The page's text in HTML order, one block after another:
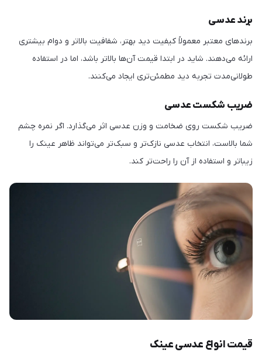
برند عدسی
برندهای معتبر معمولاً کیفیت دید بهتر، شفافیت بالاتر و دوام بیشتری
ارائه می‌دهند. شاید در ابتدا قیمت آن‌ها بالاتر باشد، اما در استفاده
طولانی‌مدت تجربه دید مطمئن‌تری ایجاد می‌کنند.
ضریب شکست عدسی
ضریب شکست روی ضخامت و وزن عدسی اثر می‌گذارد. اگر نمره چشم
شما بالاست، انتخاب عدسی نازک‌تر و سبک‌تر می‌تواند ظاهر عینک را
زیباتر و استفاده از آن را راحت‌تر کند.
قیمت انواع عدسی عینک